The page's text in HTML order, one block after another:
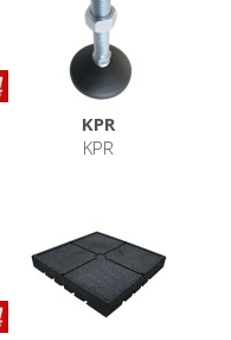
KPR
KPR